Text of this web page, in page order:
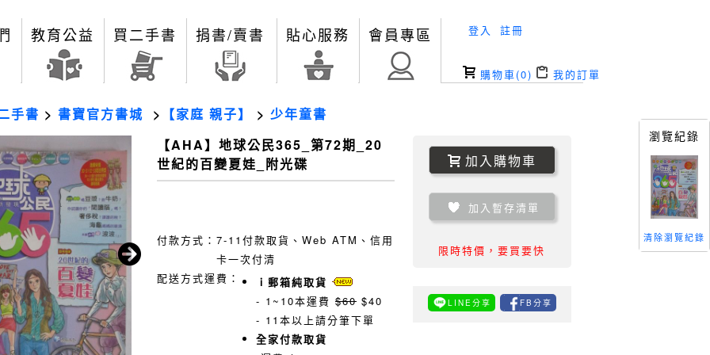
教育公益 買二手書 捐書/賣書 貼心服務 會員專區 登入 註冊
購物車(0) 我的訂單
手書 > 書寶官方書城 > 【家庭 親子】 > 少年童書
【AHA】地球公民365_第72期_20
世紀的百變夏娃_附光碟
付款方式： 7-11付款取貨、Web ATM、信用
卡一次付清
配送方式運費：
ｉ郵箱純取貨
- 1~10本運費 $60 $40
- 11本以上請分筆下單
全家付款取貨
加入購物車
加入暫存清單
限時特價，要買要快
LINE分享 FB分享
瀏覽紀錄
清除瀏覽紀錄